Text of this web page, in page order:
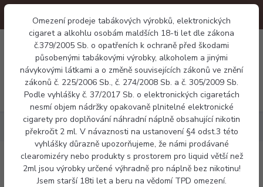
Omezení prodeje tabákových výrobků, elektronických
cigaret a alkohlu osobám maldších 18-ti let dle zákona
č.379/2005 Sb. o opatřeních k ochraně před škodami
působenými tabákovými výrobky, alkoholem a jinými
návykovými látkami a o změně souvisejících zákonů ve znění
zákonů č. 225/2006 Sb., č. 274/2008 Sb. a č. 305/2009 Sb.
Podle vyhlášky č. 37/2017 Sb. o elektronických cigaretách
nesmí objem nádržky opakovaně plnitelné elektronické
cigarety pro doplňování náhradní náplně obsahující nikotin
překročit 2 ml. V návaznosti na ustanovení §4 odst.3 této
vyhlášky důrazně upozorňujeme, že námi prodávané
clearomizéry nebo produkty s prostorem pro liquid větší než
2ml jsou výrobky určené výhradně pro náplně bez nikotinu!
Jsem starší 18ti let a beru na vědomí TPD omezení.
Menu
0 Kč
Elektronické cigarety Vaporesso XROS mini
Vaporesso XROS mini